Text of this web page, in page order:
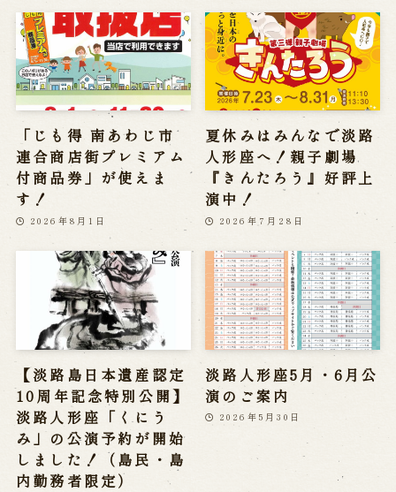
「じも得 南あわじ市
連合商店街プレミアム
付商品券」が使えま
す！
2026年8月1日
夏休みはみんなで淡路
人形座へ！親子劇場
『きんたろう』好評上
演中！
2026年7月28日
【淡路島日本遺産認定
10周年記念特別公開】
淡路人形座「くにう
み」の公演予約が開始
しました！（島民・島
内勤務者限定）
淡路人形座5月・6月公
演のご案内
2026年5月30日